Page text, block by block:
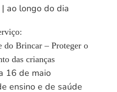
| ao longo do dia
do Brincar – Proteger o
das crianças
16 de maio
ensino e de saúde